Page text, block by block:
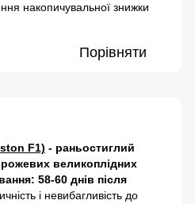
накопичувальної знижки
Порівняти
F1) - раньостиглий
рожевих великоплідних
58-60 днів після
і невибагливість до